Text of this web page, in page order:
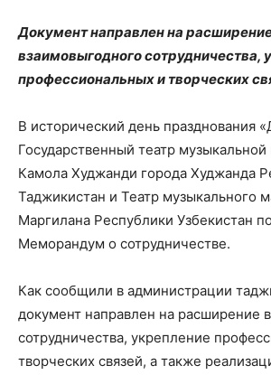
Документ направлен на
взаимовыгодного сотрудничества,
профессиональных и творческих
В исторический день празднования
Государственный театр
Камола Худжанди города Худжанда
Таджикистан и Театр музыкального
Маргилана Республики Узбекистан
Меморандум о сотрудничестве.
Как сообщили в администрации
документ направлен на расширение
сотрудничества, укрепление
творческих связей, а также